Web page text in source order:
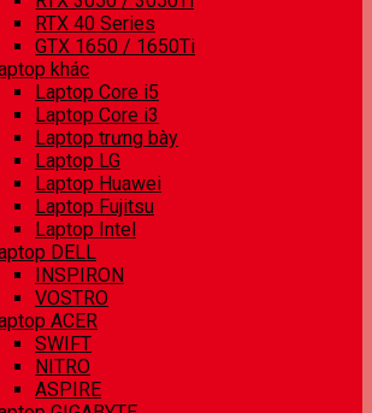
RTX 40 Series
GTX 1650 / 1650Ti
khác
Laptop Core i5
Laptop Core i3
Laptop trưng bày
Laptop LG
Laptop Huawei
Laptop Fujitsu
Laptop Intel
DELL
INSPIRON
VOSTRO
ACER
SWIFT
NITRO
ASPIRE